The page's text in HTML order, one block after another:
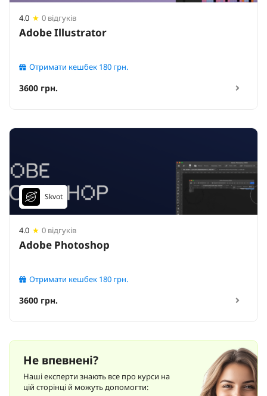
4.0 ★ 0 відгуків
Adobe Illustrator
Отримати кешбек 180 грн.
3600 грн.
Skvot
4.0 ★ 0 відгуків
Adobe Photoshop
Отримати кешбек 180 грн.
3600 грн.
Не впевнені?
Наші експерти знають все про курси на
цій сторінці й можуть допомогти: